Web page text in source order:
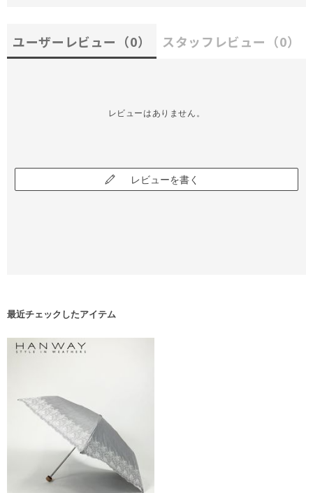
ユーザーレビュー （0） スタッフレビュー （0）
レビューはありません。
レビューを書く
最近チェックしたアイテム